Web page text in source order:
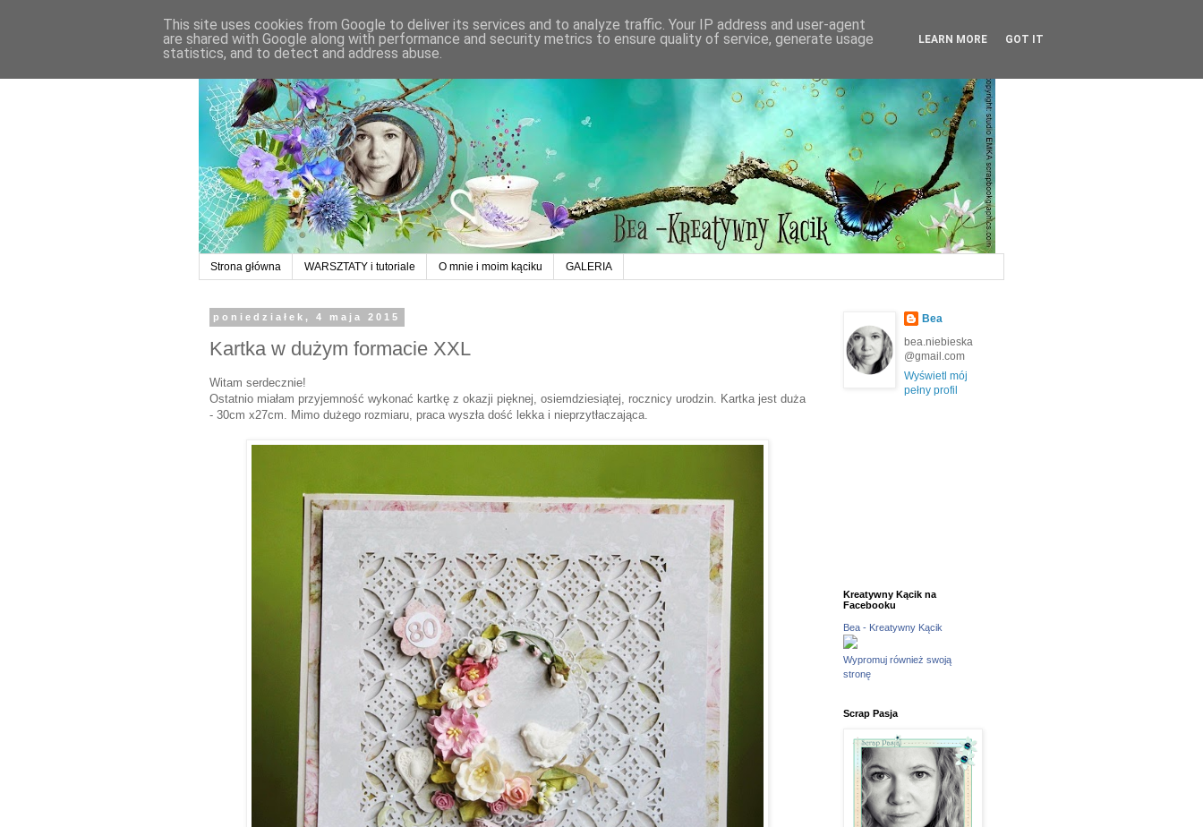
Strona główna WARSZTATY i tutoriale O mnie i moim kąciku GALERIA
poniedziałek, 4 maja 2015
Kartka w dużym formacie XXL
Witam serdecznie!
Ostatnio miałam przyjemność wykonać kartkę z okazji pięknej, osiemdziesiątej, rocznicy urodzin. Kartka jest duża
- 30cm x27cm. Mimo dużego rozmiaru, praca wyszła dość lekka i nieprzytłaczająca.
Bea
bea.niebieska
@gmail.com
Wyświetl mój
pełny profil
Kreatywny Kącik na
Facebooku
Bea - Kreatywny Kącik
Wypromuj również swoją
stronę
Scrap Pasja
This site uses cookies from Google to deliver its services and to analyze traffic. Your IP address and user-agent
are shared with Google along with performance and security metrics to ensure quality of service, generate usage
statistics, and to detect and address abuse.
LEARN MORE GOT IT